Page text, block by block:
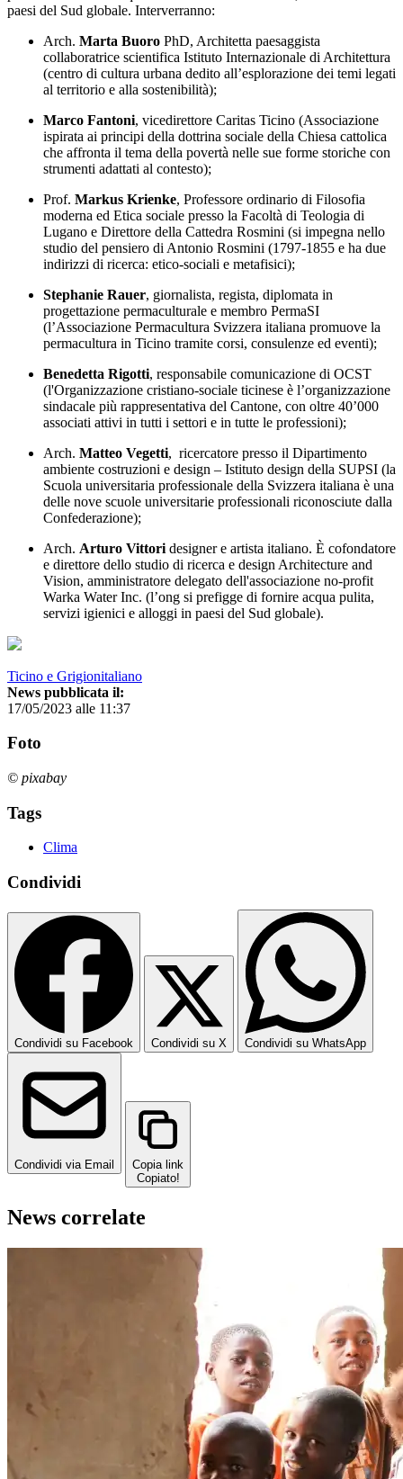
paesi del Sud globale. Interverranno:
Arch. Marta Buoro PhD, Architetta paesaggista
collaboratrice scientifica Istituto Internazionale di Architettura
(centro di cultura urbana dedito all’esplorazione dei temi legati
al territorio e alla sostenibilità);
Marco Fantoni, vicedirettore Caritas Ticino (Associazione
ispirata ai principi della dottrina sociale della Chiesa cattolica
che affronta il tema della povertà nelle sue forme storiche con
strumenti adattati al contesto);
Prof. Markus Krienke, Professore ordinario di Filosofia
moderna ed Etica sociale presso la Facoltà di Teologia di
Lugano e Direttore della Cattedra Rosmini (si impegna nello
studio del pensiero di Antonio Rosmini (1797-1855 e ha due
indirizzi di ricerca: etico-sociali e metafisici);
Stephanie Rauer, giornalista, regista, diplomata in
progettazione permaculturale e membro PermaSI
(l’Associazione Permacultura Svizzera italiana promuove la
permacultura in Ticino tramite corsi, consulenze ed eventi);
Benedetta Rigotti, responsabile comunicazione di OCST
(l'Organizzazione cristiano-sociale ticinese è l’organizzazione
sindacale più rappresentativa del Cantone, con oltre 40’000
associati attivi in tutti i settori e in tutte le professioni);
Arch. Matteo Vegetti, ricercatore presso il Dipartimento
ambiente costruzioni e design – Istituto design della SUPSI (la
Scuola universitaria professionale della Svizzera italiana è una
delle nove scuole universitarie professionali riconosciute dalla
Confederazione);
Arch. Arturo Vittori designer e artista italiano. È cofondatore
e direttore dello studio di ricerca e design Architecture and
Vision, amministratore delegato dell'associazione no-profit
Warka Water Inc. (l’ong si prefigge di fornire acqua pulita,
servizi igienici e alloggi in paesi del Sud globale).
Ticino e Grigionitaliano
News pubblicata il:
17/05/2023 alle 11:37
Foto
© pixabay
Tags
Clima
Condividi
Condividi su Facebook Condividi su X Condividi su WhatsApp
Condividi via Email
Copia link
Copiato!
News correlate